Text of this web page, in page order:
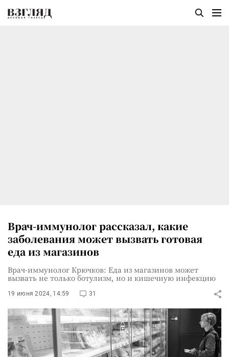
Врач-иммунолог рассказал, какие
заболевания может вызвать готовая
еда из магазинов
Врач-иммунолог Крючков: Еда из магазинов может
вызвать не только ботулизм, но и кишечную инфекцию
19 июня 2024, 14:59 31